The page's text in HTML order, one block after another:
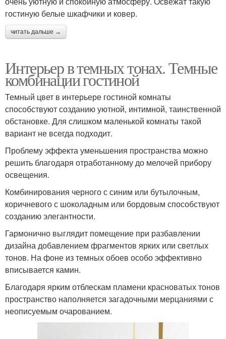
гостиную белые шкафчики и ковер.
читать дальше →
Интерьер в темных тонах. Темные
комбинации гостиной
Темный цвет в интерьере гостиной комнаты
способствуют созданию уютной, интимной, таинственной
обстановке. Для слишком маленькой комнаты такой
вариант не всегда подходит.
Проблему эффекта уменьшения пространства можно
решить благодаря отработанному до мелочей прибору
освещения.
Комбинирования черного с синим или бутылочным,
коричневого с шоколадным или бордовым способствуют
созданию элегантности.
Гармонично выглядит помещение при разбавлении
дизайна добавлением фрагментов ярких или светлых
тонов. На фоне из темных обоев особо эффективно
вписывается камин.
Благодаря ярким отблескам пламени красноватых тонов
пространство наполняется загадочными мерцаниями с
неописуемым очарованием.